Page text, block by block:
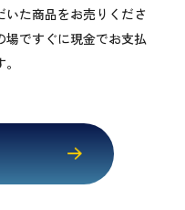
いた商品をお売りくださ
場ですぐに現金でお支払